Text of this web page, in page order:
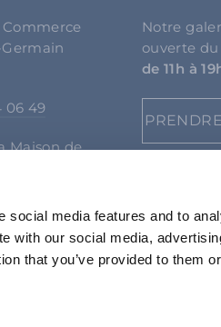
social media features and to
with our social media,
that you’ve provided to them
Commerce
06 49
Maison de
Notre
ouverte du
de 11h à